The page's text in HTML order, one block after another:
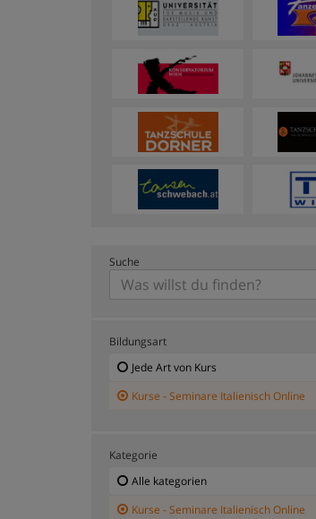
Suche
Bildungsart
Jede Art von Kurs
Kurse - Seminare Italienisch Online
Kategorie
Alle kategorien
Kurse - Seminare Italienisch Online